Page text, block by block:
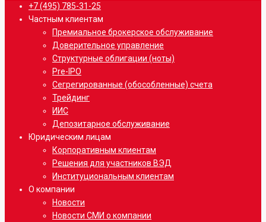
Close
Menu
+7 (495) 785-31-25
Частным клиентам
Премиальное брокерское обслуживание
Доверительное управление
Структурные облигации (ноты)
Pre-IPO
Сегрегированные (обособленные) счета
Трейдинг
ИИС
Депозитарное обслуживание
Юридическим лицам
Корпоративным клиентам
Решения для участников ВЭД
Институциональным клиентам
О компании
Новости
Новости СМИ о компании